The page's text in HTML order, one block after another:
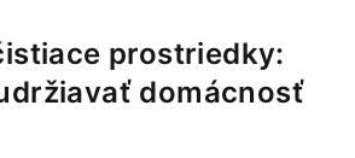
prostriedky:
domácnosť